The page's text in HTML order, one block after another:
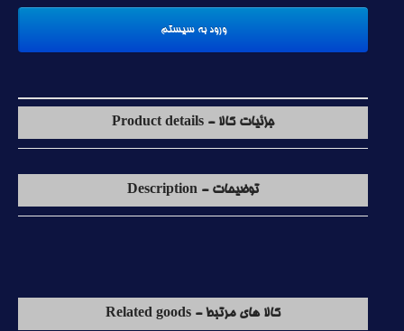
جزئیات کالا - Product details
توضیحات - Description
کالا های مرتبط - Related goods